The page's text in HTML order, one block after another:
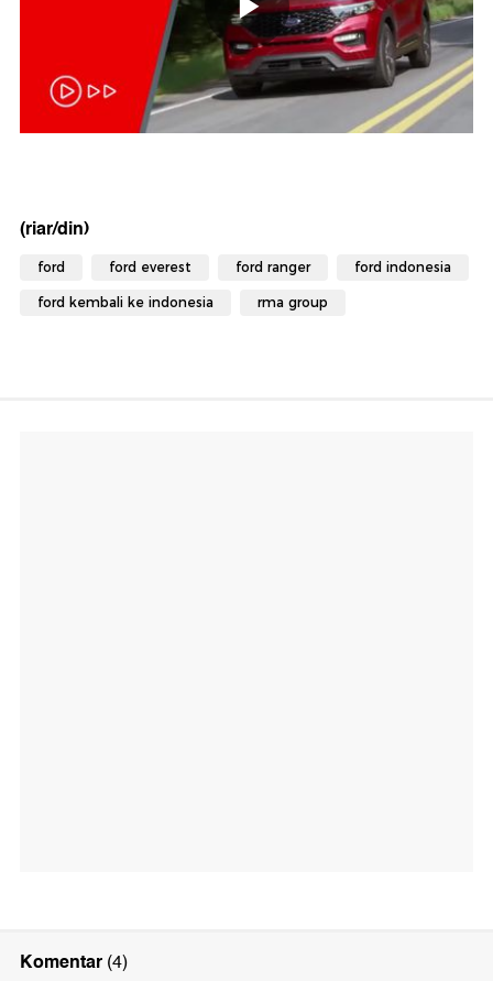
(riar/din)
ford ford everest ford ranger ford indonesia
ford kembali ke indonesia rma group